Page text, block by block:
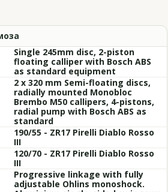
Single 245mm disc, 2-piston
floating calliper with Bosch ABS
as standard equipment
2 x 320 mm Semi-floating discs,
radially mounted Monobloc
Brembo M50 callipers, 4-pistons,
radial pump with Bosch ABS as
standard
190/55 - ZR17 Pirelli Diablo Rosso
III
120/70 - ZR17 Pirelli Diablo Rosso
III
Progressive linkage with fully
adjustable Ohlins monoshock.